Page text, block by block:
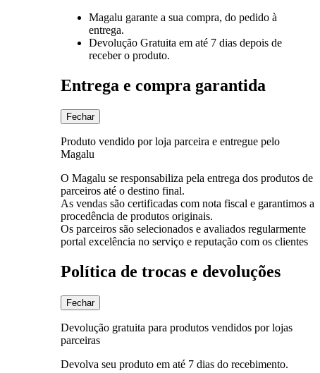
Magalu garante a sua compra, do pedido à
entrega.
Devolução Gratuita em até 7 dias depois de
receber o produto.
Entrega e compra garantida
Fechar
Produto vendido por loja parceira e entregue pelo
Magalu
O Magalu se responsabiliza pela entrega dos produtos de
parceiros até o destino final.
As vendas são certificadas com nota fiscal e garantimos a
procedência de produtos originais.
Os parceiros são selecionados e avaliados regularmente
portal excelência no serviço e reputação com os clientes
Política de trocas e devoluções
Fechar
Devolução gratuita para produtos vendidos por lojas
parceiras
Devolva seu produto em até 7 dias do recebimento.